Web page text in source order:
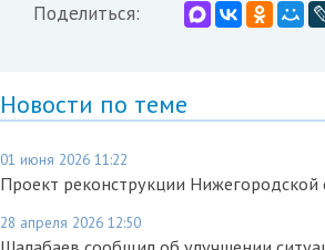
Поделиться:
Новости по теме
01 июня 2026 11:22
Проект реконструкции Нижегородской
28 апреля 2026 12:50